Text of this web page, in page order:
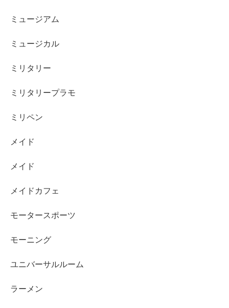
ミュージアム
ミュージカル
ミリタリー
ミリタリープラモ
ミリペン
メイド
メイド
メイドカフェ
モータースポーツ
モーニング
ユニバーサルルーム
ラーメン